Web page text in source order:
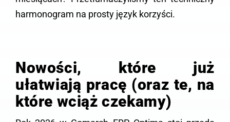
harmonogram na prosty język korzyści.
Nowości, które już
ułatwiają pracę (oraz te, na
które wciąż czekamy)